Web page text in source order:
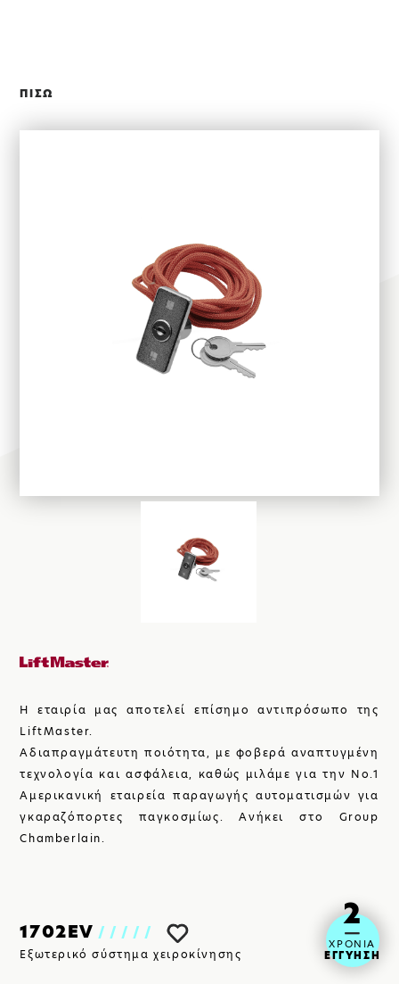
ΕΦΑΡΜΟΓΕΣ
ΑΛΟΥΜΙΝΙΟΥ
ΓΚΑΡΑΖΟΠΟΡΤΕΣ
SHOP
ΠΙΣΩ
Η εταιρία μας αποτελεί επίσημο αντιπρόσωπο της
LiftMaster.
Αδιαπραγμάτευτη ποιότητα, με φοβερά αναπτυγμένη
τεχνολογία και ασφάλεια, καθώς μιλάμε για την Νο.1
Αμερικανική εταιρεία παραγωγής αυτοματισμών για
γκαραζόπορτες παγκοσμίως. Ανήκει στο Group
Chamberlain.
1702EV /////
Εξωτερικό σύστημα χειροκίνησης
2
ΧΡΟΝΙΑ
ΕΓΓΥΗΣΗ